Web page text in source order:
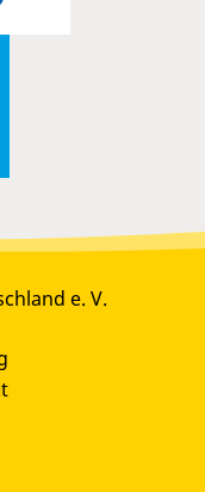
e. V.